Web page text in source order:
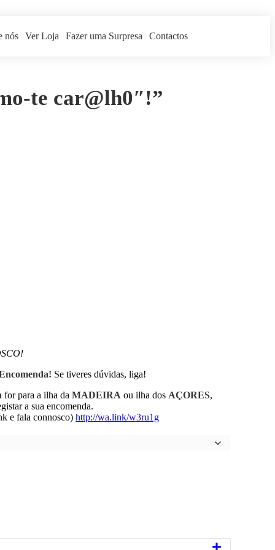
nós Ver Loja Fazer uma Surpresa Contactos
te car@lh0″!”
Se tiveres dúvidas, liga!
for para a ilha daMADEIRA ou ilha dos AÇORES,
a sua encomenda.
e fala connosco)http://wa.link/w3ru1g
Expandir